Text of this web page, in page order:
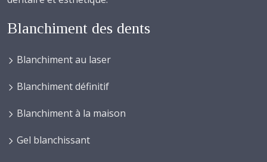
Blanchiment des dents
Blanchiment au laser
Blanchiment définitif
Blanchiment à la maison
Gel blanchissant